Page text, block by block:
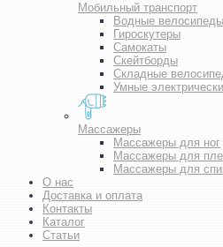
Мобильный транспорт
Водные велосипеды
Гироскутеры
Самокаты
Скейтборды
Складные
Умные
Массажеры
Массажеры для ног
Массажеры для
Массажеры для
О нас
Доставка и оплата
Контакты
Каталог
Статьи